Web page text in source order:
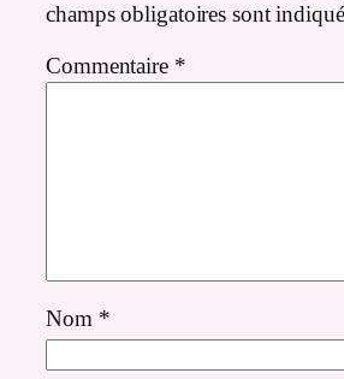
champs obligatoires sont
Commentaire *
Nom *